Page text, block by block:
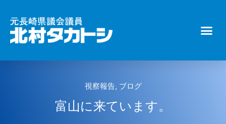
視察報告, ブログ
富山に来ています。